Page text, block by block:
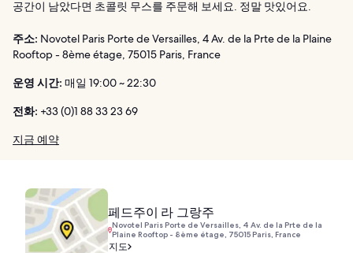
공간이 남았다면 초콜릿 무스를 주문해 보세요. 정말 맛있어요.
주소: Novotel Paris Porte de Versailles, 4 Av. de la Prte de la Plaine
Rooftop - 8ème étage, 75015 Paris, France
운영 시간: 매일 19:00 ~ 22:30
전화: +33 (0)1 88 33 23 69
지금 예약
페드주이 라 그랑주
Novotel Paris Porte de Versailles, 4 Av. de la Prte de la
Plaine Rooftop - 8ème étage, 75015 Paris, France
지도